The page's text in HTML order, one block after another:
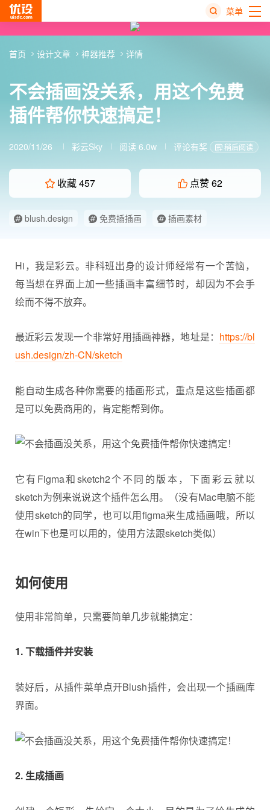
菜单
不会插画没关系，用这个免费
插件帮你快速搞定！
2020/11/26 彩云Sky 阅读 6.0w 评论有奖 稍后阅读
收藏457 点赞62
blush.design 免费插插画
插画素材
首页 设计文章 神器推荐 详情
Hi，我是彩云。非科班出身的设计师经常有一个苦恼，
每当想在界面上加一些插画丰富细节时，却因为不会手
绘而不得不放弃。
最近彩云发现一个非常好用插画神器，地址是： https://bl
ush.design/zh-CN/sketch
能自动生成各种你需要的插画形式，重点是这些插画都
是可以免费商用的，肯定能帮到你。
它有Figma和sketch2个不同的版本，下面彩云就以
sketch为例来说说这个插件怎么用。（没有Mac电脑不能
使用sketch的同学，也可以用figma来生成插画哦，所以
在win下也是可以用的，使用方法跟sketch类似）
如何使用
使用非常简单，只需要简单几步就能搞定：
1. 下载插件并安装
装好后，从插件菜单点开Blush插件，会出现一个插画库
界面。
2. 生成插画